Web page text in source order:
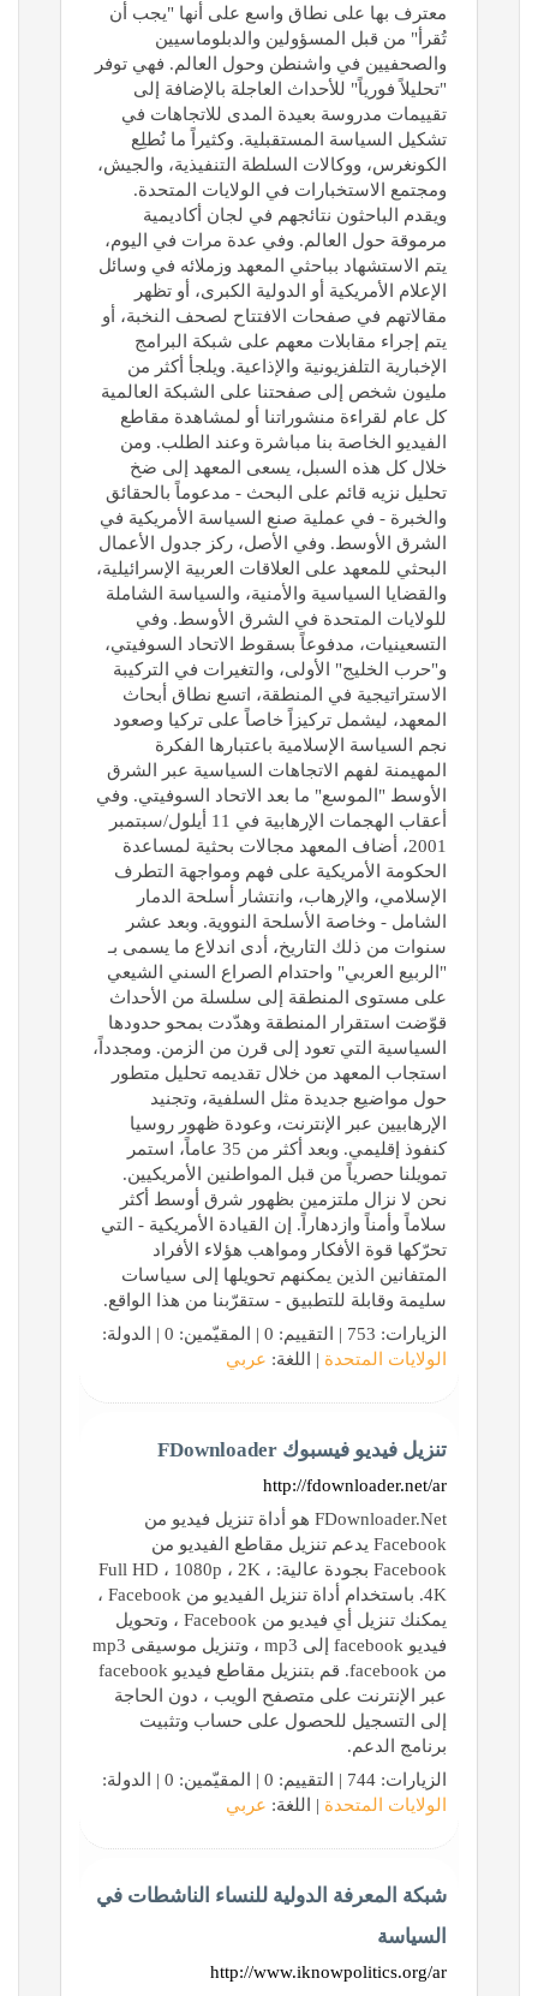
معترف بها على نطاق واسع على أنها "يجب أن
تُقرأ" من قبل المسؤولين والدبلوماسيين
والصحفيين في واشنطن وحول العالم. فهي توفر
"تحليلاً فورياً" للأحداث العاجلة بالإضافة إلى
تقييمات مدروسة بعيدة المدى للاتجاهات في
تشكيل السياسة المستقبلية. وكثيراً ما نُطلِع
الكونغرس، ووكالات السلطة التنفيذية، والجيش،
ومجتمع الاستخبارات في الولايات المتحدة.
ويقدم الباحثون نتائجهم في لجان أكاديمية
مرموقة حول العالم. وفي عدة مرات في اليوم،
يتم الاستشهاد بباحثي المعهد وزملائه في وسائل
الإعلام الأمريكية أو الدولية الكبرى، أو تظهر
مقالاتهم في صفحات الافتتاح لصحف النخبة، أو
يتم إجراء مقابلات معهم على شبكة البرامج
الإخبارية التلفزيونية والإذاعية. ويلجأ أكثر من
مليون شخص إلى صفحتنا على الشبكة العالمية
كل عام لقراءة منشوراتنا أو لمشاهدة مقاطع
الفيديو الخاصة بنا مباشرة وعند الطلب. ومن
خلال كل هذه السبل، يسعى المعهد إلى ضخ
تحليل نزيه قائم على البحث - مدعوماً بالحقائق
والخبرة - في عملية صنع السياسة الأمريكية في
الشرق الأوسط. وفي الأصل، ركز جدول الأعمال
البحثي للمعهد على العلاقات العربية الإسرائيلية،
والقضايا السياسية والأمنية، والسياسة الشاملة
للولايات المتحدة في الشرق الأوسط. وفي
التسعينيات، مدفوعاً بسقوط الاتحاد السوفيتي،
و"حرب الخليج" الأولى، والتغيرات في التركيبة
الاستراتيجية في المنطقة، اتسع نطاق أبحاث
المعهد، ليشمل تركيزاً خاصاً على تركيا وصعود
نجم السياسة الإسلامية باعتبارها الفكرة
المهيمنة لفهم الاتجاهات السياسية عبر الشرق
الأوسط "الموسع" ما بعد الاتحاد السوفيتي. وفي
أعقاب الهجمات الإرهابية في 11 أيلول/سبتمبر
2001، أضاف المعهد مجالات بحثية لمساعدة
الحكومة الأمريكية على فهم ومواجهة التطرف
الإسلامي، والإرهاب، وانتشار أسلحة الدمار
الشامل - وخاصة الأسلحة النووية. وبعد عشر
سنوات من ذلك التاريخ، أدى اندلاع ما يسمى بـ
"الربيع العربي" واحتدام الصراع السني الشيعي
على مستوى المنطقة إلى سلسلة من الأحداث
قوّضت استقرار المنطقة وهدّدت بمحو حدودها
السياسية التي تعود إلى قرن من الزمن. ومجدداً،
استجاب المعهد من خلال تقديمه تحليل متطور
حول مواضيع جديدة مثل السلفية، وتجنيد
الإرهابيين عبر الإنترنت، وعودة ظهور روسيا
كنفوذ إقليمي. وبعد أكثر من 35 عاماً، استمر
تمويلنا حصرياً من قبل المواطنين الأمريكيين.
نحن لا نزال ملتزمين بظهور شرق أوسط أكثر
سلاماً وأمناً وازدهاراً. إن القيادة الأمريكية - التي
تحرّكها قوة الأفكار ومواهب هؤلاء الأفراد
المتفانين الذين يمكنهم تحويلها إلى سياسات
سليمة وقابلة للتطبيق - ستقرّبنا من هذا الواقع.
الزيارات: 753 | التقييم: 0 | المقيّمين: 0 | الدولة:
الولايات المتحدة | اللغة: عربي
تنزيل فيديو فيسبوك FDownloader
http://fdownloader.net/ar
FDownloader.Net هو أداة تنزيل فيديو من
Facebook يدعم تنزيل مقاطع الفيديو من
Facebook بجودة عالية: Full HD ، 1080p ، 2K ،
4K. باستخدام أداة تنزيل الفيديو من Facebook ،
يمكنك تنزيل أي فيديو من Facebook ، وتحويل
فيديو facebook إلى mp3 ، وتنزيل موسيقى mp3
من facebook. قم بتنزيل مقاطع فيديو facebook
عبر الإنترنت على متصفح الويب ، دون الحاجة
إلى التسجيل للحصول على حساب وتثبيت
برنامج الدعم.
الزيارات: 744 | التقييم: 0 | المقيّمين: 0 | الدولة:
الولايات المتحدة | اللغة: عربي
شبكة المعرفة الدولية للنساء الناشطات في
السياسة
http://www.iknowpolitics.org/ar